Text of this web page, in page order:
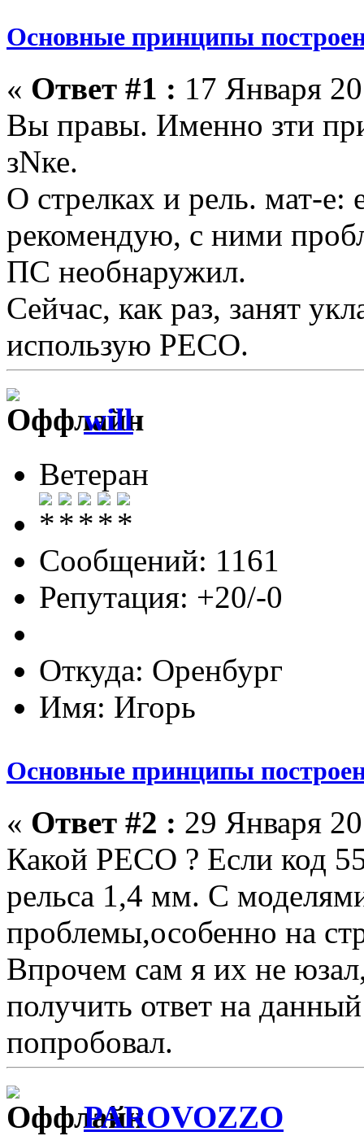
Основные принципы
« Ответ #1 : 17 Января
Вы правы. Именно зти
зNке.
О стрелках и рель. мат-
рекомендую, с ними
ПС необнаружил.
Сейчас, как раз, занят
использую PECO.
will
Ветеран
Сообщений: 1161
Репутация: +20/-0
Откуда: Оренбург
Имя: Игорь
Основные принципы
« Ответ #2 : 29 Января
Какой PECO ? Если код
рельса 1,4 мм. С
проблемы,особенно на
Впрочем сам я их не
получить ответ на
попробовал.
PAROVOZZO